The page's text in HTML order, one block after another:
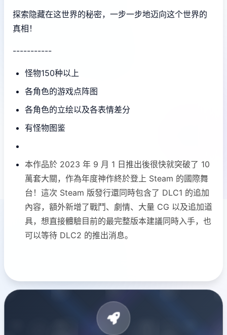
探索隐藏在这世界的秘密，一步一步地迈向这个世界的
真相！
-----------
怪物150种以上
各角色的游戏点阵图
各角色的立绘以及各表情差分
有怪物图鉴
本作品於 2023 年 9 月 1 日推出後很快就突破了 10
萬套大關，作為年度神作終於登上 Steam 的國際舞
台！這次 Steam 版發行還同時包含了 DLC1 的追加
內容，額外新增了戰鬥、劇情、大量 CG 以及追加道
具，想直接體驗目前的最完整版本建議同時入手，也
可以等待 DLC2 的推出消息。